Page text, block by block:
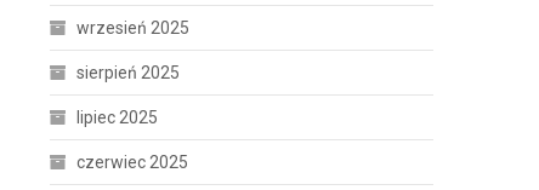
wrzesień 2025
sierpień 2025
lipiec 2025
czerwiec 2025